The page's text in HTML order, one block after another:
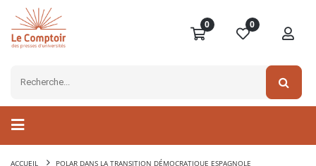
0 0
ACCUEIL POLAR DANS LA TRANSITION DÉMOCRATIQUE ESPAGNOLE